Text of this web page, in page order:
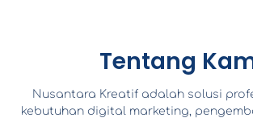
Tentang
Nusantara Kreatif adalah solusi
kebutuhan digital marketing,